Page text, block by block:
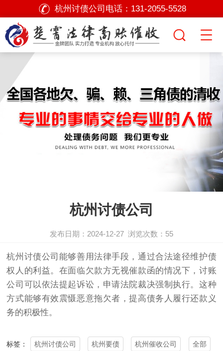
杭州讨债公司电话： 131-2055-5528
杭州讨债公司
发布日期：2024-12-27 浏览次数： 55
杭州讨债公司 能够善用法律手段，通过合法途径维护债
权人的利益。在面临欠款方无视催款函的情况下，讨账
公司可以依法提起诉讼，申请法院裁决强制执行。这种
方式能够有效震慑恶意拖欠者，提高债务人履行还款义
务的积极性。
标签： 杭州讨债公司 杭州要债 杭州催收公司 全部